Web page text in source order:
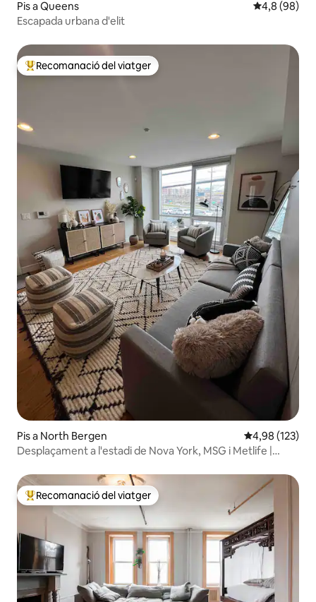
Pis a Queens 4,8 de
4,8 (98)
Escapada urbana d'elit
Principals recomanacions dels viatgers
Recomanació del viatger
Pis a North Bergen 4,98 de
4,98 (123)
Desplaçament a l'estadi de Nova York, MSG i Metlife |
Principals recomanacions dels viatgers
Recomanació del viatger